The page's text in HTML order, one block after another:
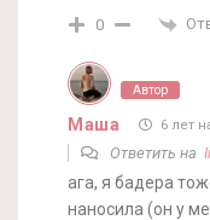
0
Автор
Маша 6 лет
Ответить на
ага, я бадера
наносила (он у